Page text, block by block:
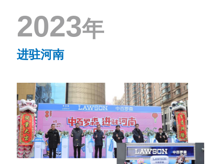
2023年
进驻河南